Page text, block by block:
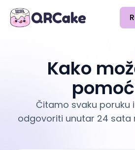
Dokumentacija
Kako
Čitamo svaku poruku
odgovoriti unutar 24 sata